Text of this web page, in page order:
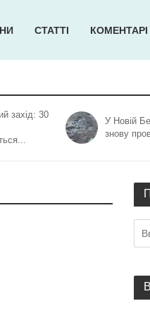
СТАТТІ КОМЕНТАРІ
захід: 30
У Новій
знову